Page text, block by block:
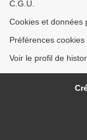
C.G.U.
Cookies et données
Préférences cookies
Voir le profil de